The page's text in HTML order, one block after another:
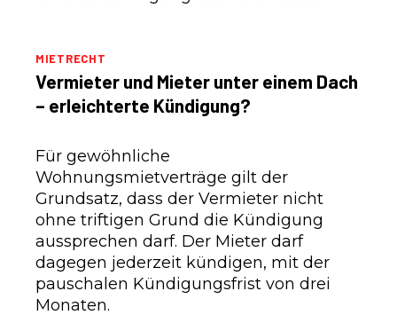
MIETRECHT
Vermieter und Mieter unter einem Dach
– erleichterte Kündigung?
Für gewöhnliche
Wohnungsmietverträge gilt der
Grundsatz, dass der Vermieter nicht
ohne triftigen Grund die Kündigung
aussprechen darf. Der Mieter darf
dagegen jederzeit kündigen, mit der
pauschalen Kündigungsfrist von drei
Monaten.